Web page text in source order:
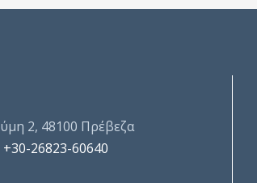
2, 48100 Πρέβεζα
26823-60640